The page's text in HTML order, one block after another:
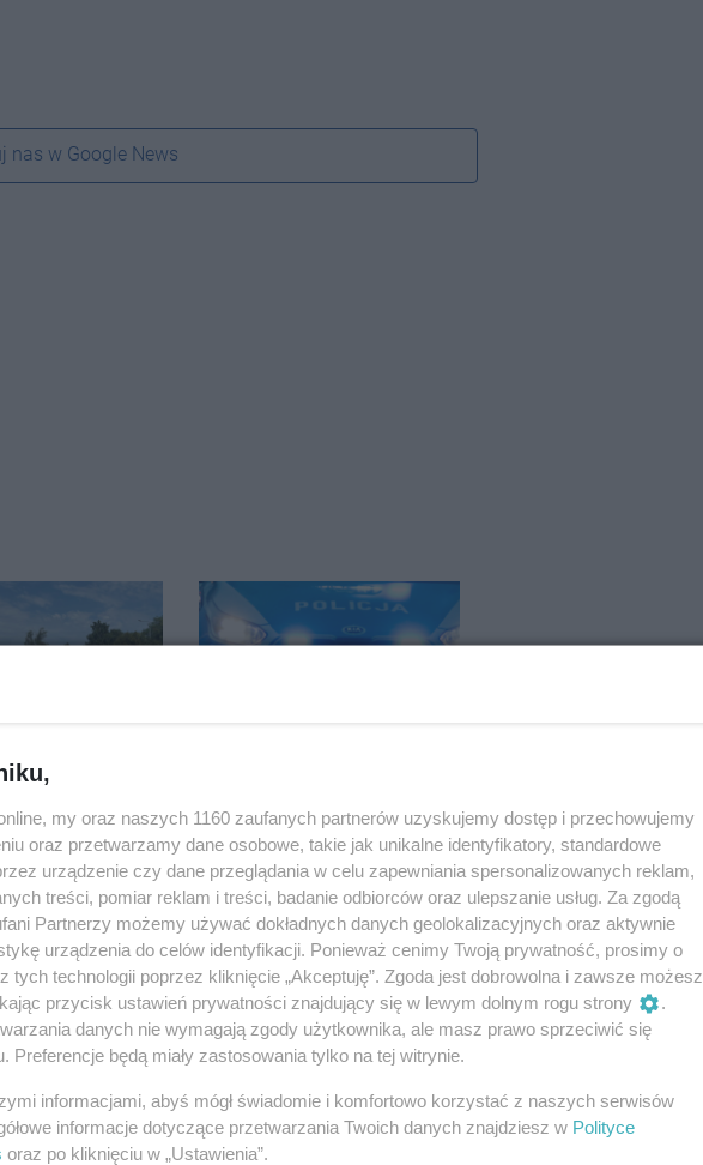
nas w Google News
na
uczestników ruchu
wpadło w ręce policji.
Rekordzista miał 2,6
promila
Na słupie
ciało
Duże utrudnienia na
Dworcowej. Dwa pasy
ciągnika
my oraz naszych 1160 zaufanych partnerów uzyskujemy dostęp i przechowujemy
oraz przetwarzamy dane osobowe, takie jak unikalne identyfikatory, standardowe
urządzenie czy dane przeglądania w celu zapewniania spersonalizowanych reklam,
treści, pomiar reklam i treści, badanie odbiorców oraz ulepszanie usług. Za zgodą
Partnerzy możemy używać dokładnych danych geolokalizacyjnych oraz aktywnie
urządzenia do celów identyfikacji. Ponieważ cenimy Twoją prywatność, prosimy o
tych technologii poprzez kliknięcie „Akceptuję”. Zgoda jest dobrowolna i zawsze możesz
przycisk ustawień prywatności znajdujący się w lewym dolnym rogu strony
.
danych nie wymagają zgody użytkownika, ale masz prawo sprzeciwić się
Preferencje będą miały zastosowania tylko na tej witrynie.
informacjami, abyś mógł świadomie i komfortowo korzystać z naszych serwisów
informacje dotyczące przetwarzania Twoich danych znajdziesz w Polityce
oraz po kliknięciu w „Ustawienia”.